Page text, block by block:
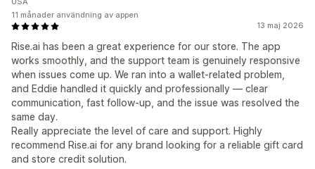
13 maj 2026
Rise.ai has been a great experience for our store. The app
works smoothly, and the support team is genuinely responsive
when issues come up. We ran into a wallet-related problem,
and Eddie handled it quickly and professionally — clear
communication, fast follow-up, and the issue was resolved the
same day.
Really appreciate the level of care and support. Highly
recommend Rise.ai for any brand looking for a reliable gift card
and store credit solution.
11 månader användning av appen